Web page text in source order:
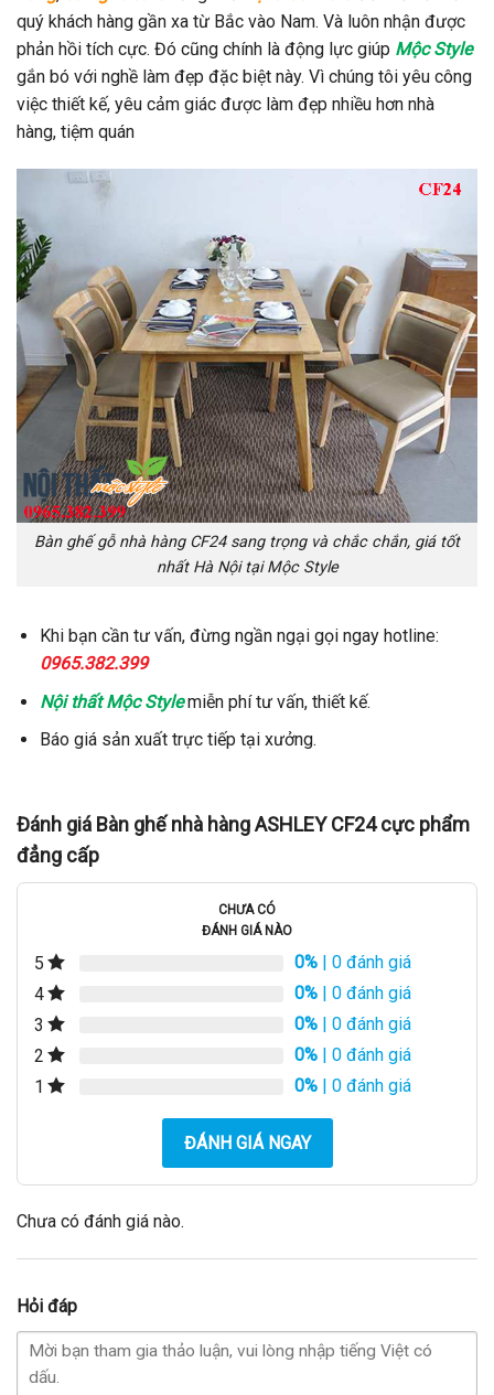
quý khách hàng gần xa từ Bắc vào Nam. Và luôn nhận được
phản hồi tích cực. Đó cũng chính là động lực giúp Mộc Style
gắn bó với nghề làm đẹp đặc biệt này. Vì chúng tôi yêu công
việc thiết kế, yêu cảm giác được làm đẹp nhiều hơn nhà
hàng, tiệm quán
Bàn ghế gỗ nhà hàng CF24 sang trọng và chắc chắn, giá tốt
nhất Hà Nội tại Mộc Style
Khi bạn cần tư vấn, đừng ngần ngại gọi ngay hotline:
0965.382.399
Nội thất Mộc Stylemiễn phí tư vấn, thiết kế.
Báo giá sản xuất trực tiếp tại xưởng.
Đánh giá Bàn ghế nhà hàng ASHLEY CF24 cực phẩm
đẳng cấp
CHƯA CÓ
ĐÁNH GIÁ NÀO
5 0% | 0 đánh giá
4
0% | 0 đánh giá
3
0% | 0 đánh giá
2
0% | 0 đánh giá
1
0% | 0 đánh giá
ĐÁNH GIÁ NGAY
Chưa có đánh giá nào.
Hỏi đáp